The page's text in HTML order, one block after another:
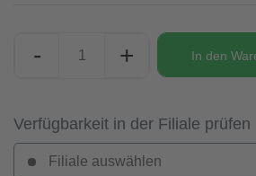
- + In den
Verfügbarkeit in der Filiale prüfen
Filiale auswählen